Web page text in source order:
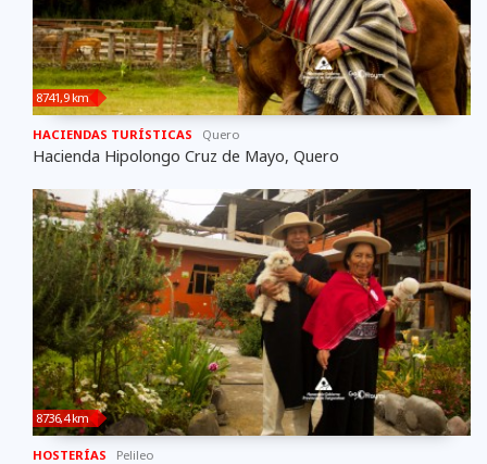
8741,9 km
HACIENDAS TURÍSTICAS Quero
Hacienda Hipolongo Cruz de Mayo, Quero
8736,4 km
HOSTERÍAS Pelileo